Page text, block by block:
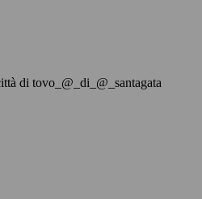
di tovo_@_di_@_santagata